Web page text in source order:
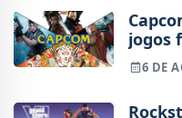
jogos
6 DE